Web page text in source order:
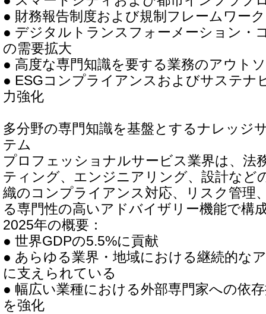
● 財務報告制度および規制フレームワー
● デジタルトランスフォーメーション・
の需要拡大
● 高度な専門知識を要する業務のアウト
● ESGコンプライアンスおよびサステナ
力強化
多分野の専門知識を基盤とするナレッジ
テム
プロフェッショナルサービス業界は、法
ティング、エンジニアリング、設計など
織のコンプライアンス対応、リスク管理
る専門性の高いアドバイザリー機能で構
2025年の概要：
● 世界GDPの5.5%に貢献
● あらゆる業界・地域における継続的な
に支えられている
● 幅広い業種における外部専門家への依
を強化